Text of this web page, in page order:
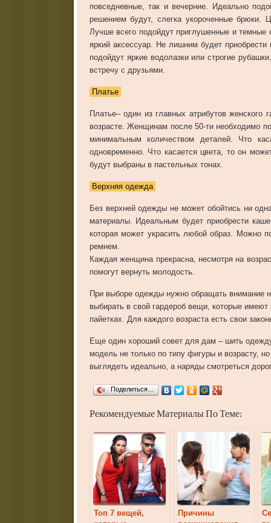
повседневные, так и вечерние. Идеально
решением будут, слегка укороченные брюки.
Лучше всего подойдут приглушенные и темные
яркий аксессуар. Не лишним будет
подойдут яркие водолазки или строгие
встречу с друзьями.
Платье
Платье– один из главных атрибутов
возрасте. Женщинам после 50-ти необходимо
минимальным количеством деталей. Что
одновременно. Что касается цвета, то он
будут выбраны в пастельных тонах.
Верхняя одежда
Без верхней одежды не может обойтись ни
материалы. Идеальным будет приобрести
которая может украсить любой образ. Можно
ремнем.
Каждая женщина прекрасна, несмотря на
помогут вернуть молодость.
При выборе одежды нужно обращать внимание
выбирать в свой гардероб вещи, которые
пайетках. Для каждого возраста есть свои
Еще один хороший совет для дам – шить
модель не только по типу фигуры и возрасту,
выглядеть идеально, а наряды смотреться
Поделиться…
Рекомендуемые Материалы По Теме:
Топ 7 вещей,
Причины